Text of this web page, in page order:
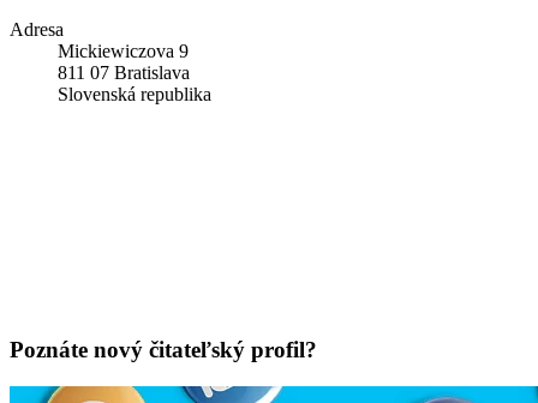
Adresa
Mickiewiczova 9
811 07 Bratislava
Slovenská republika
Poznáte nový čitateľský profil?